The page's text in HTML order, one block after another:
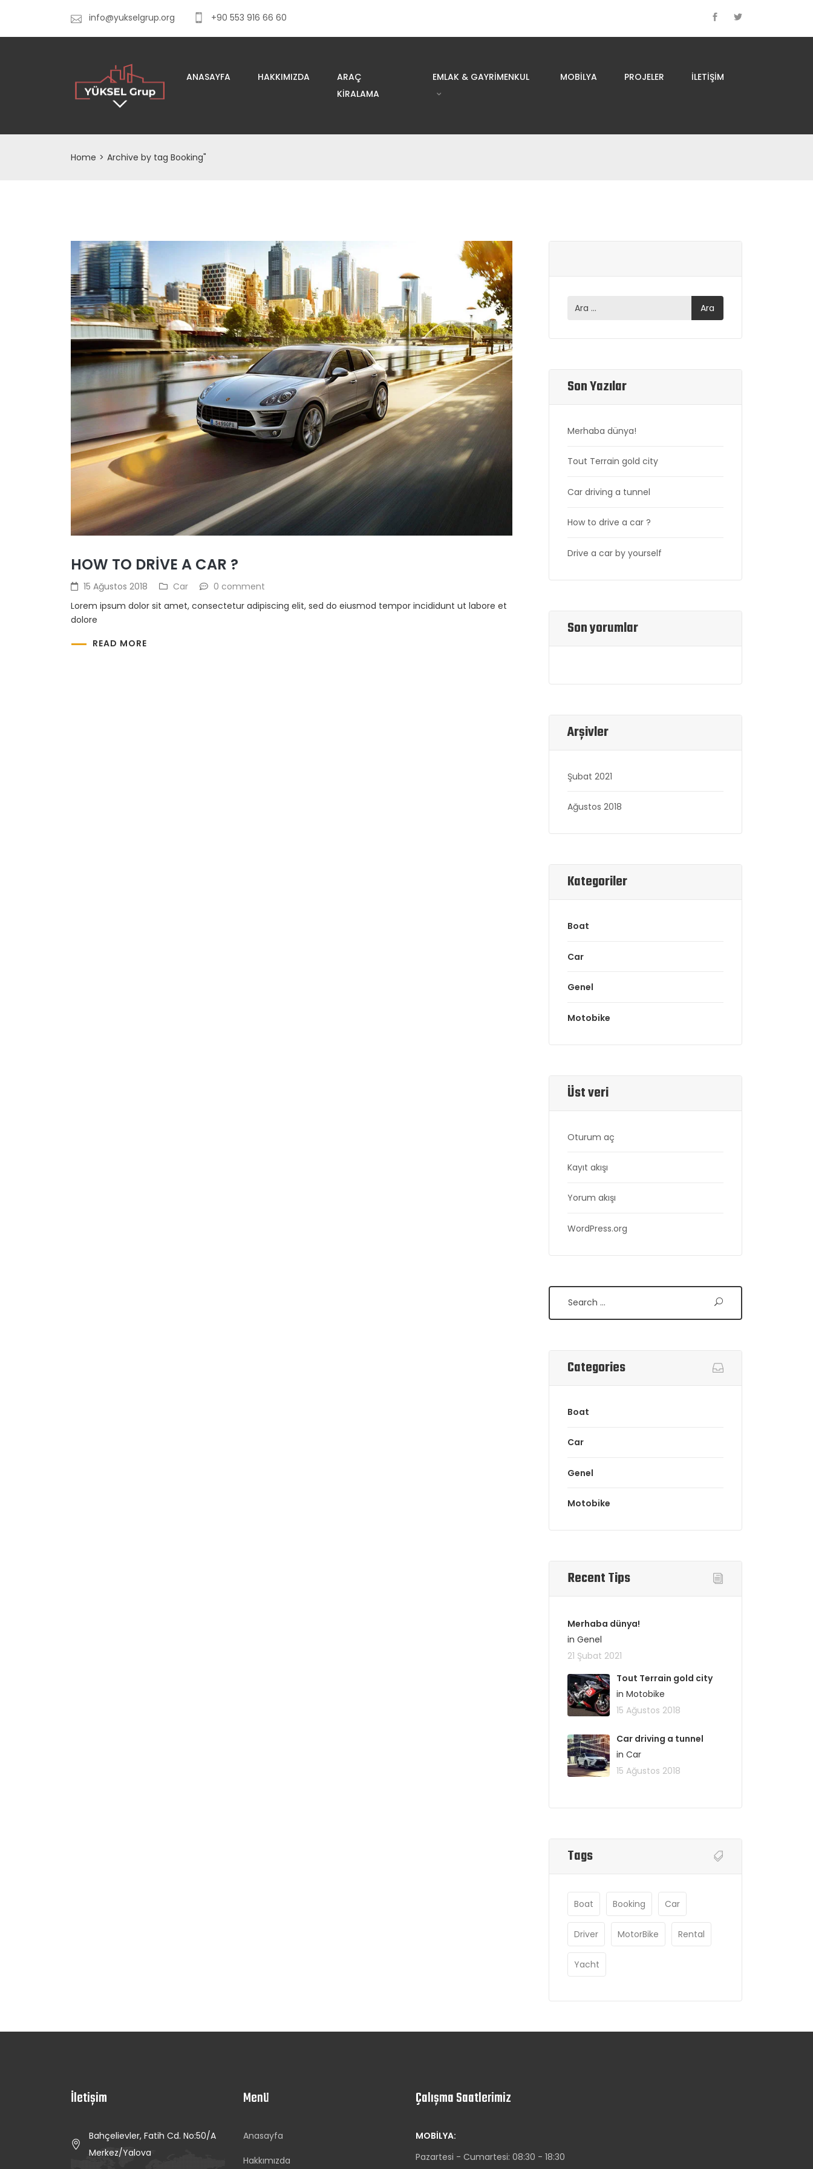
info@yukselgrup.org +90 553 916 66 60
ANASAYFA HAKKIMIZDA
ARAÇ
KIRALAMA
EMLAK & GAYRIMENKUL MOBILYA PROJELER İLETIŞIM
Home > Archive by tag Booking"
HOW TO DRIVE A CAR ?
15 Ağustos 2018 Car
0 comment
Lorem ipsum dolor sit amet, consectetur adipiscing elit, sed do eiusmod tempor incididunt ut labore et
dolore
READ MORE
Son Yazılar
Merhaba dünya!
Tout Terrain gold city
Car driving a tunnel
How to drive a car ?
Drive a car by yourself
Son yorumlar
Arşivler
Şubat 2021
Ağustos 2018
Kategoriler
Boat
Car
Genel
Motobike
Üst veri
Oturum aç
Kayıt akışı
Yorum akışı
WordPress.org
Categories
Boat
Car
Genel
Motobike
Recent Tips
Merhaba dünya!
in Genel
21 Şubat 2021
Tout Terrain gold city
in Motobike
15 Ağustos 2018
Car driving a tunnel
in Car
15 Ağustos 2018
Tags
Boat Booking Car
Driver MotorBike Rental
Yacht
İletişim
Bahçelievler, Fatih Cd. No:50/A
Merkez/Yalova
Menü
Anasayfa
Hakkımızda
Çalışma Saatlerimiz
MOBILYA:
Pazartesi - Cumartesi: 08:30 - 18:30